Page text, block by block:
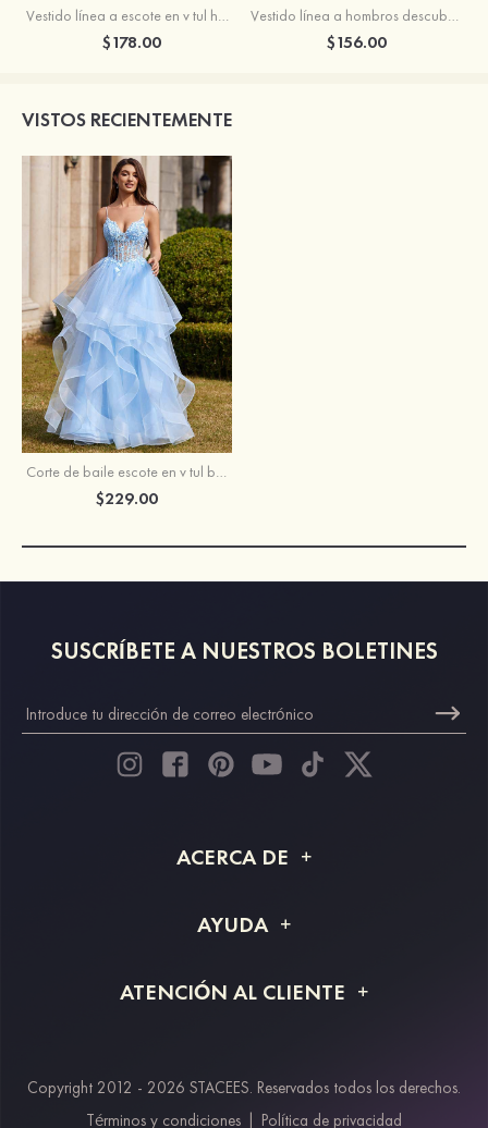
Vestido línea a escote en v tul hasta el suelo vestido de graduación
$178.00
Vestido línea a hombros descubiertos satén barrer tren vestido de graduación
$156.00
VISTOS RECIENTEMENTE
Corte de baile escote en v tul barrer tren vestido de graduación
$229.00
SUSCRÍBETE A NUESTROS BOLETINES
ACERCA DE
Información de envío
AYUDA
Devoluciones y reembolsos
ATENCIÓN AL CLIENTE
Métodos de pago
Copyright 2012 - 2026 STACEES. Reservados todos los derechos.
Términos y condiciones | Política de privacidad